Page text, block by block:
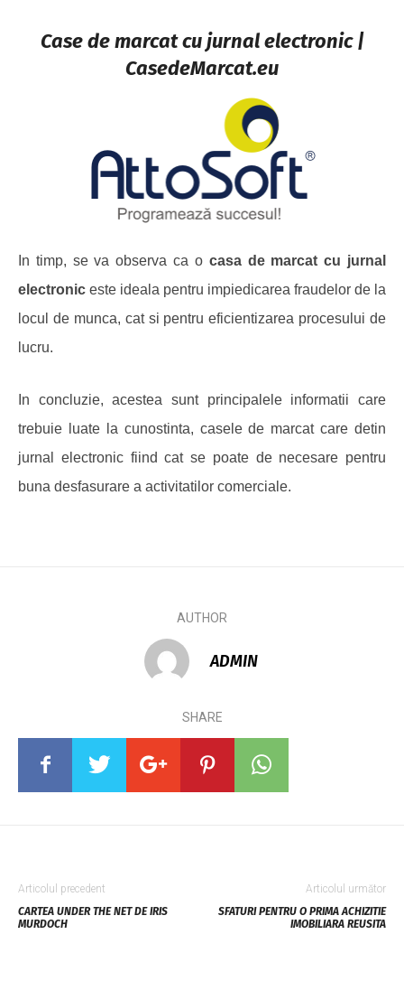
Case de marcat cu jurnal electronic |
CasedeMarcat.eu
In timp, se va observa ca o casa de marcat cu jurnal
electronic este ideala pentru impiedicarea fraudelor de la
locul de munca, cat si pentru eficientizarea procesului de
lucru.
In concluzie, acestea sunt principalele informatii care
trebuie luate la cunostinta, casele de marcat care detin
jurnal electronic fiind cat se poate de necesare pentru
buna desfasurare a activitatilor comerciale.
AUTHOR
ADMIN
SHARE
Articolul precedent
CARTEA UNDER THE NET DE IRIS
MURDOCH
Articolul următor
SFATURI PENTRU O PRIMA ACHIZITIE
IMOBILIARA REUSITA